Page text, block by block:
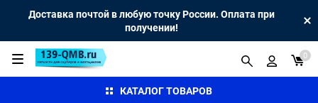
Доставка почтой в любую точку России. Оплата при
получении!
КАТАЛОГ ТОВАРОВ
0